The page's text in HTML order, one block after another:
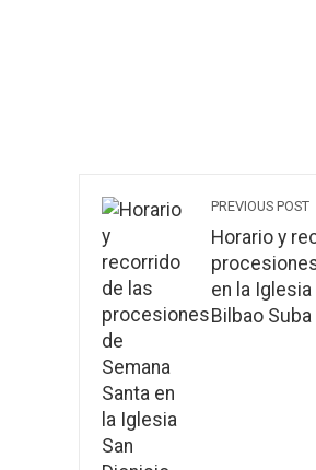
PREVIOUS POST
Horario y
en la Iglesia
Bilbao Suba